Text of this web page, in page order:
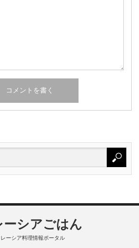
ーシアごはん
レーシア料理情報ポータル